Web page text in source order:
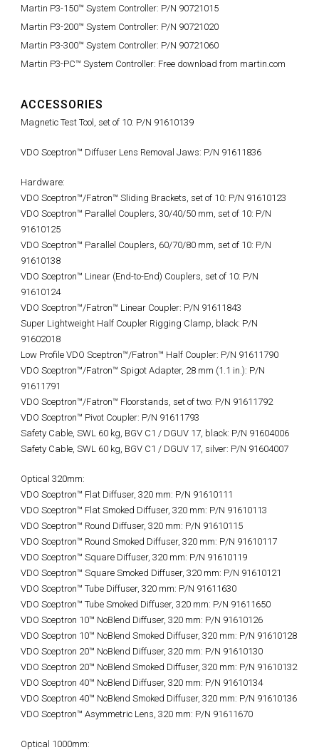
Martin P3-150™ System Controller: P/N 90721015
Martin P3-200™ System Controller: P/N 90721020
Martin P3-300™ System Controller: P/N 90721060
Martin P3-PC™ System Controller: Free download from martin.com
ACCESSORIES
Magnetic Test Tool, set of 10: P/N 91610139
VDO Sceptron™ Diffuser Lens Removal Jaws: P/N 91611836
Hardware:
VDO Sceptron™/Fatron™ Sliding Brackets, set of 10: P/N 91610123
VDO Sceptron™ Parallel Couplers, 30/40/50 mm, set of 10: P/N
91610125
VDO Sceptron™ Parallel Couplers, 60/70/80 mm, set of 10: P/N
91610138
VDO Sceptron™ Linear (End-to-End) Couplers, set of 10: P/N
91610124
VDO Sceptron™/Fatron™ Linear Coupler: P/N 91611843
Super Lightweight Half Coupler Rigging Clamp, black: P/N
91602018
Low Profile VDO Sceptron™/Fatron™ Half Coupler: P/N 91611790
VDO Sceptron™/Fatron™ Spigot Adapter, 28 mm (1.1 in.): P/N
91611791
VDO Sceptron™/Fatron™ Floorstands, set of two: P/N 91611792
VDO Sceptron™ Pivot Coupler: P/N 91611793
Safety Cable, SWL 60 kg, BGV C1 / DGUV 17, black: P/N 91604006
Safety Cable, SWL 60 kg, BGV C1 / DGUV 17, silver: P/N 91604007
Optical 320mm:
VDO Sceptron™ Flat Diffuser, 320 mm: P/N 91610111
VDO Sceptron™ Flat Smoked Diffuser, 320 mm: P/N 91610113
VDO Sceptron™ Round Diffuser, 320 mm: P/N 91610115
VDO Sceptron™ Round Smoked Diffuser, 320 mm: P/N 91610117
VDO Sceptron™ Square Diffuser, 320 mm: P/N 91610119
VDO Sceptron™ Square Smoked Diffuser, 320 mm: P/N 91610121
VDO Sceptron™ Tube Diffuser, 320 mm: P/N 91611630
VDO Sceptron™ Tube Smoked Diffuser, 320 mm: P/N 91611650
VDO Sceptron 10™ NoBlend Diffuser, 320 mm: P/N 91610126
VDO Sceptron 10™ NoBlend Smoked Diffuser, 320 mm: P/N 91610128
VDO Sceptron 20™ NoBlend Diffuser, 320 mm: P/N 91610130
VDO Sceptron 20™ NoBlend Smoked Diffuser, 320 mm: P/N 91610132
VDO Sceptron 40™ NoBlend Diffuser, 320 mm: P/N 91610134
VDO Sceptron 40™ NoBlend Smoked Diffuser, 320 mm: P/N 91610136
VDO Sceptron™ Asymmetric Lens, 320 mm: P/N 91611670
Optical 1000mm: